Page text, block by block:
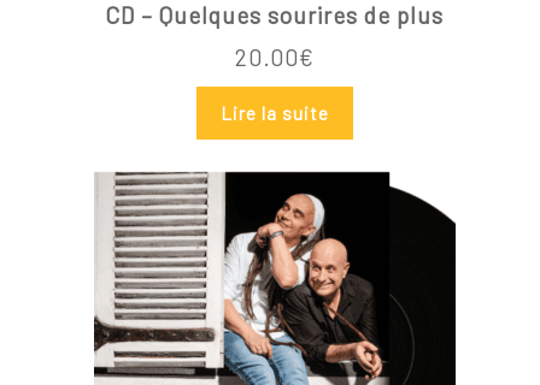
CD – Quelques sourires de plus
20.00€
Lire la suite